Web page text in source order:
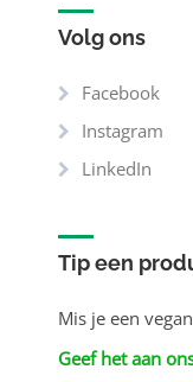
Volg ons
Facebook
Instagram
LinkedIn
Tip een
Mis je een
Geef het aan